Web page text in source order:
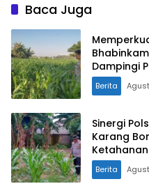
Baca Juga
Dampingi
Berita
Sinergi
Karang
Berita